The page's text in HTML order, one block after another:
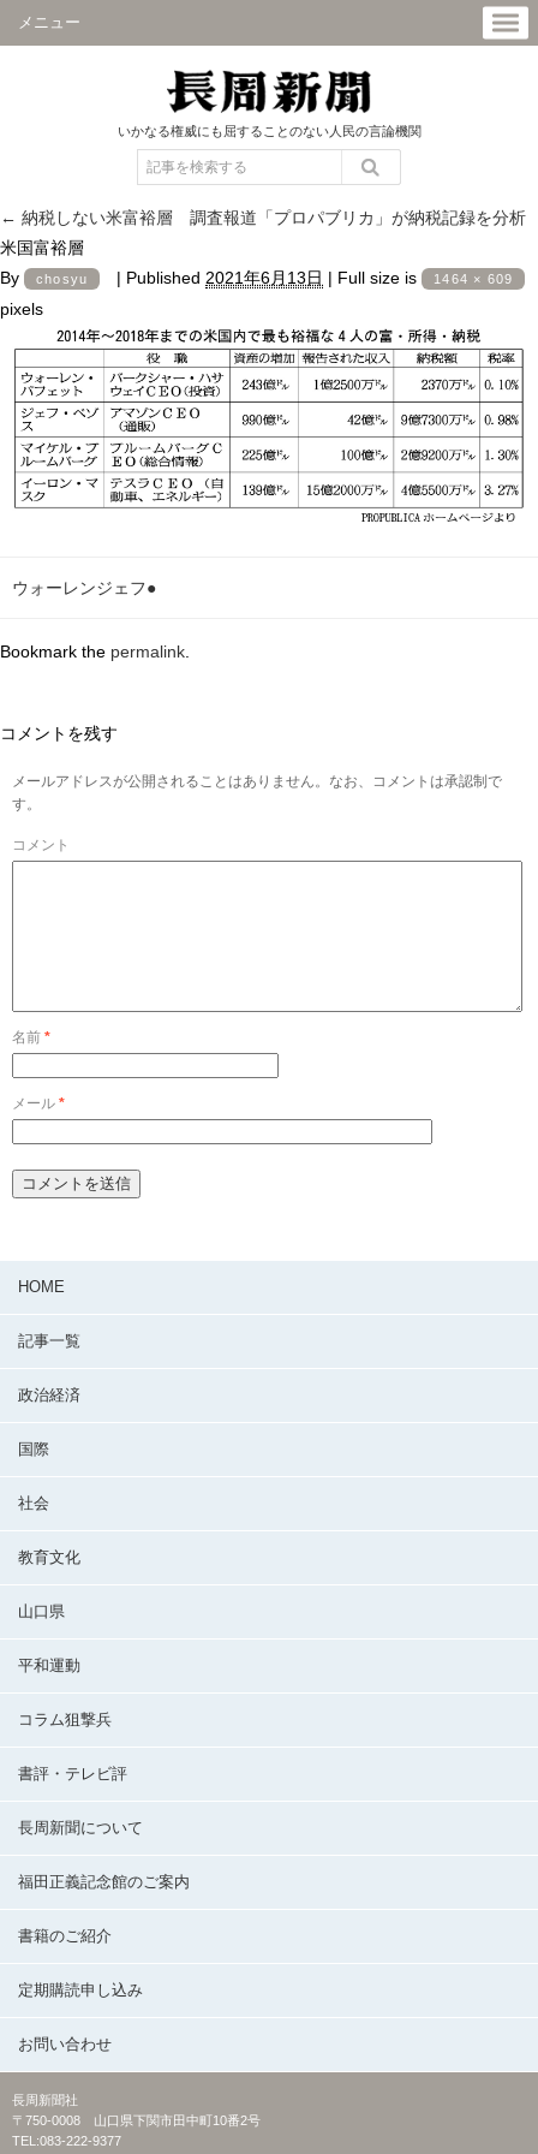
メニュー
いかなる権威にも屈することのない人民の言論機関
← 納税しない米富裕層 調査報道「プロパブリカ」が納税記録を分析
米国富裕層
By
chosyu | Published 2021年6月13日 | Full size is 1464 × 609
pixels
ウォーレンジェフ●
Bookmark the permalink
コメントを残す
メールアドレスが公開されることはありません。なお、コメントは承認制で
す。
コメント
名前 *
メール *
HOME
記事一覧
政治経済
国際
社会
教育文化
山口県
平和運動
コラム狙撃兵
書評・テレビ評
長周新聞について
福田正義記念館のご案内
書籍のご紹介
定期購読申し込み
お問い合わせ
長周新聞社
〒750-0008 山口県下関市田中町10番2号
TEL:083-222-9377